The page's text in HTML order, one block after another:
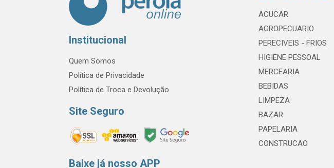
Institucional
Quem Somos
Política de Privacidade
Política de Troca e Devolução
Site Seguro
Baixe já nosso APP
ACUCAR
AGROPECUARIO
PERECIVEIS - FRIOS
HIGIENE PESSOAL
MERCEARIA
BEBIDAS
LIMPEZA
BAZAR
PAPELARIA
CONSTRUCAO